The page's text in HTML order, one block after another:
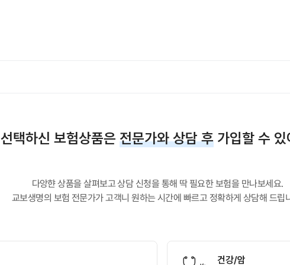
선택하신 보험상품은 전문가와 상담 후 가입할 수 있
다앙햔 상품을 살펴보고 상담 신청을 통해 딱 필요한 보험을 만나보세요.
교보생명의 보험 전문가가 고객니 원하는 시간에 빠르고 정확하게 상담해 드립
건강/암